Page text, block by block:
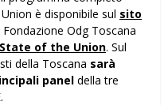
è disponibile sul sito
Odg Toscana
of the Union. Sul
della Toscana sarà
panel della tre